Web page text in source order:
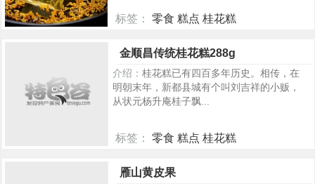
标签： 零食 糕点 桂花糕
金顺昌传统桂花糕288g
介绍： 桂花糕已有四百多年历史。相传，在
明朝末年，新都县城有个叫刘吉祥的小贩，
从状元杨升庵桂子飘...
标签： 零食 糕点 桂花糕
雁山黄皮果